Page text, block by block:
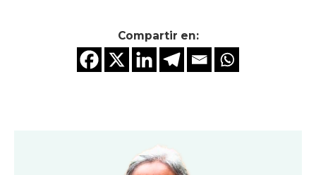
Compartir en: